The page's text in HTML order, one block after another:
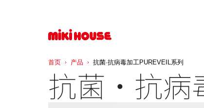
抗菌·抗病
首页 产品 抗菌·抗病毒加工PUREVEIL系列